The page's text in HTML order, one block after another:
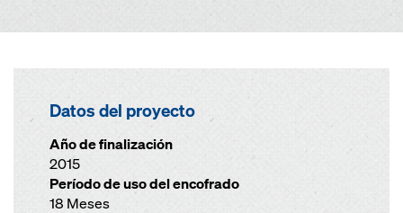
Datos del proyecto
Año de finalización
2015
Período de uso del encofrado
18 Meses